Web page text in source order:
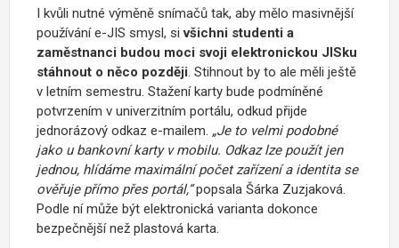
I kvůli nutné výměně snímačů tak, aby mělo masivnější
používání e-JIS smysl, sivšichni studenti a
zaměstnanci budou moci svoji elektronickou JISku
stáhnout o něco později. Stihnout by to ale měli ještě
v letním semestru. Stažení karty bude podmíněné
potvrzením v univerzitním portálu, odkud přijde
jednorázový odkaz e-mailem. „Je to velmi podobné
jako u bankovní karty v mobilu. Odkaz lze použít jen
jednou, hlídáme maximální počet zařízení a identita se
ověřuje přímo přes portál,“popsala Šárka Zuzjaková.
Podle ní může být elektronická varianta dokonce
bezpečnější než plastová karta.